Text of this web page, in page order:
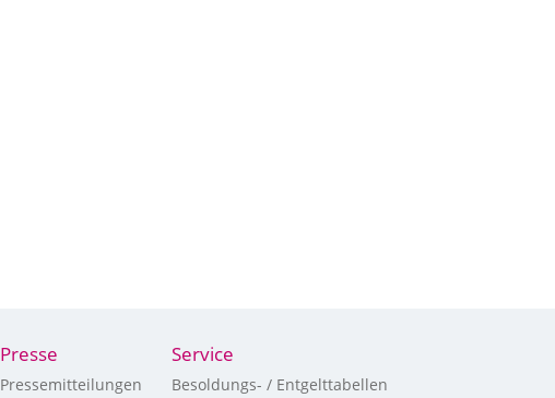
Presse
Pressemitteilungen
Service
Besoldungs- / Entgelttabellen